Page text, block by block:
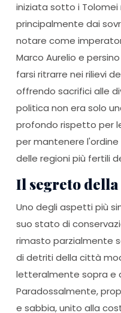
iniziata sotto i
principalmente dai
notare come
Marco Aurelio e
farsi ritrarre nei rilievi
offrendo sacrifici alle
politica non era solo
profondo rispetto per
per mantenere
delle regioni più fertili
Il segreto
Uno degli aspetti più
suo stato di
rimasto parzialmente
di detriti della città
letteralmente sopra e
Paradossalmente,
e sabbia, unito alla